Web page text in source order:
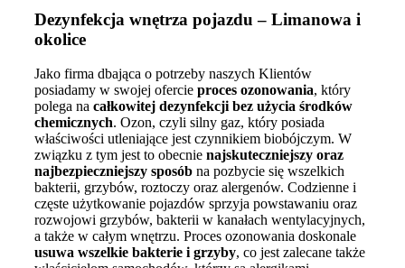
Dezynfekcja wnętrza pojazdu – Limanowa i
okolice
Jako firma dbająca o potrzeby naszych Klientów
posiadamy w swojej ofercie proces ozonowania, który
polega na całkowitej dezynfekcji bez użycia środków
chemicznych. Ozon, czyli silny gaz, który posiada
właściwości utleniające jest czynnikiem biobójczym. W
związku z tym jest to obecnie najskuteczniejszy oraz
najbezpieczniejszy sposób na pozbycie się wszelkich
bakterii, grzybów, roztoczy oraz alergenów. Codzienne i
częste użytkowanie pojazdów sprzyja powstawaniu oraz
rozwojowi grzybów, bakterii w kanałach wentylacyjnych,
a także w całym wnętrzu. Proces ozonowania doskonale
usuwa wszelkie bakterie i grzyby, co jest zalecane także